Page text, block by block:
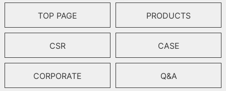
TOP PAGE PRODUCTS
CSR CASE
CORPORATE Q&A